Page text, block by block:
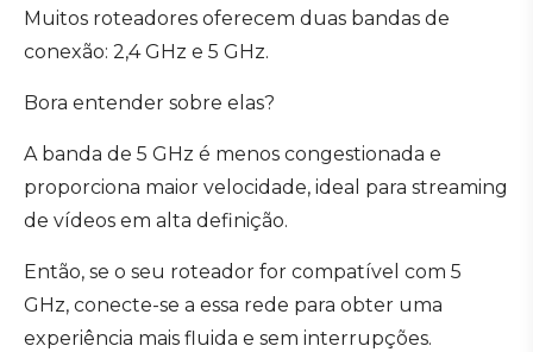
Muitos roteadores oferecem duas bandas de
conexão: 2,4 GHz e 5 GHz.
Bora entender sobre elas?
A banda de 5 GHz é menos congestionada e
proporciona maior velocidade, ideal para streaming
de vídeos em alta definição.
Então, se o seu roteador for compatível com 5
GHz, conecte-se a essa rede para obter uma
experiência mais fluida e sem interrupções.